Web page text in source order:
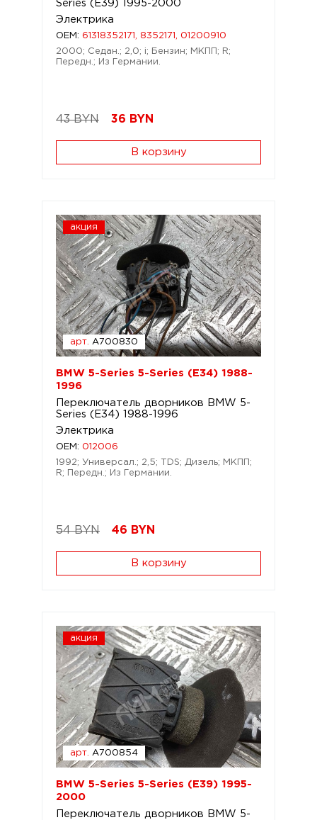
Series (E39) 1995-2000
Электрика
OEM: 61318352171, 8352171, 01200910
2000; Седан.; 2,0; i; Бензин; МКПП; R;
Передн.; Из Германии.
43 BYN 36 BYN
В корзину
акция
арт. A700830
BMW 5-Series 5-Series (E34) 1988-
1996
Переключатель дворников BMW 5-
Series (E34) 1988-1996
Электрика
OEM: 012006
1992; Универсал.; 2,5; TDS; Дизель; МКПП;
R; Передн.; Из Германии.
54 BYN 46 BYN
В корзину
акция
арт. A700854
BMW 5-Series 5-Series (E39) 1995-
2000
Переключатель дворников BMW 5-